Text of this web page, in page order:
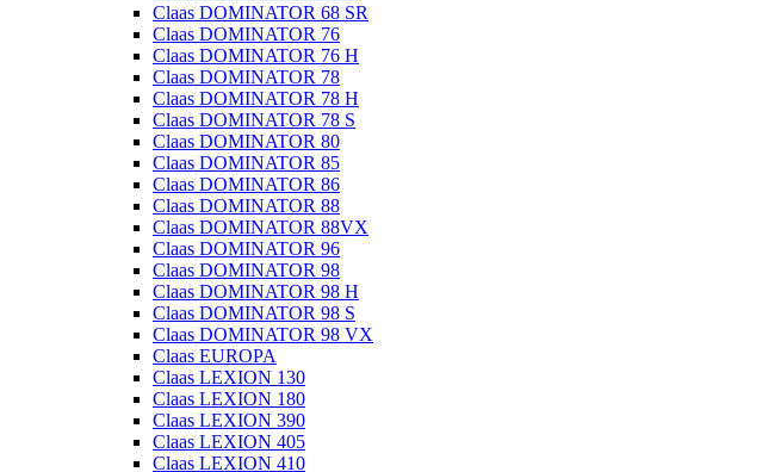
Claas DOMINATOR 68 SR
Claas DOMINATOR 76
Claas DOMINATOR 76 H
Claas DOMINATOR 78
Claas DOMINATOR 78 H
Claas DOMINATOR 78 S
Claas DOMINATOR 80
Claas DOMINATOR 85
Claas DOMINATOR 86
Claas DOMINATOR 88
Claas DOMINATOR 88VX
Claas DOMINATOR 96
Claas DOMINATOR 98
Claas DOMINATOR 98 H
Claas DOMINATOR 98 S
Claas DOMINATOR 98 VX
Claas EUROPA
Claas LEXION 130
Claas LEXION 180
Claas LEXION 390
Claas LEXION 405
Claas LEXION 410